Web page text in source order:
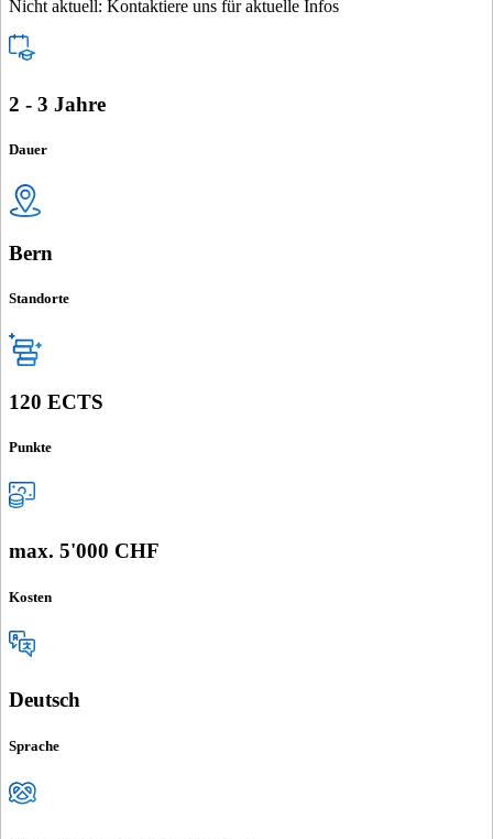
Nicht aktuell: Kontaktiere uns für aktuelle Infos
2 - 3 Jahre
Dauer
Bern
Standorte
120 ECTS
Punkte
max. 5'000 CHF
Kosten
Deutsch
Sprache